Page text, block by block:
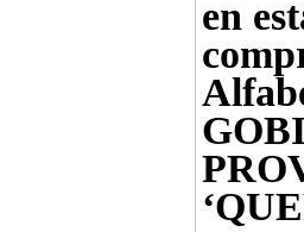
en